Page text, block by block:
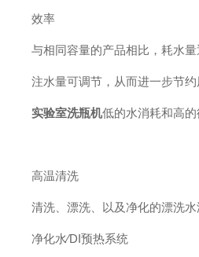
效率
与相同容量的产品相比，耗水量
注水量可调节，从而进一步节约
实验室洗瓶机低的水消耗和高的
高温清洗
清洗、漂洗、以及净化的漂洗
净化水∕DI预热系统